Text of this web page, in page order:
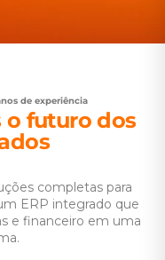
de experiência
futuro dos
completas para
ERP integrado que
e financeiro em uma